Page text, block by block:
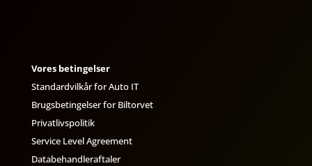
Vores betingelser
Standardvilkår for Auto IT
Brugsbetingelser for Biltorvet
Privatlivspolitik
Service Level Agreement
Databehandleraftaler